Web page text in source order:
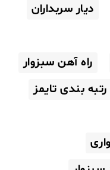
دیار سربداران
راه آهن سبزوار
رتبه بندی تایمز